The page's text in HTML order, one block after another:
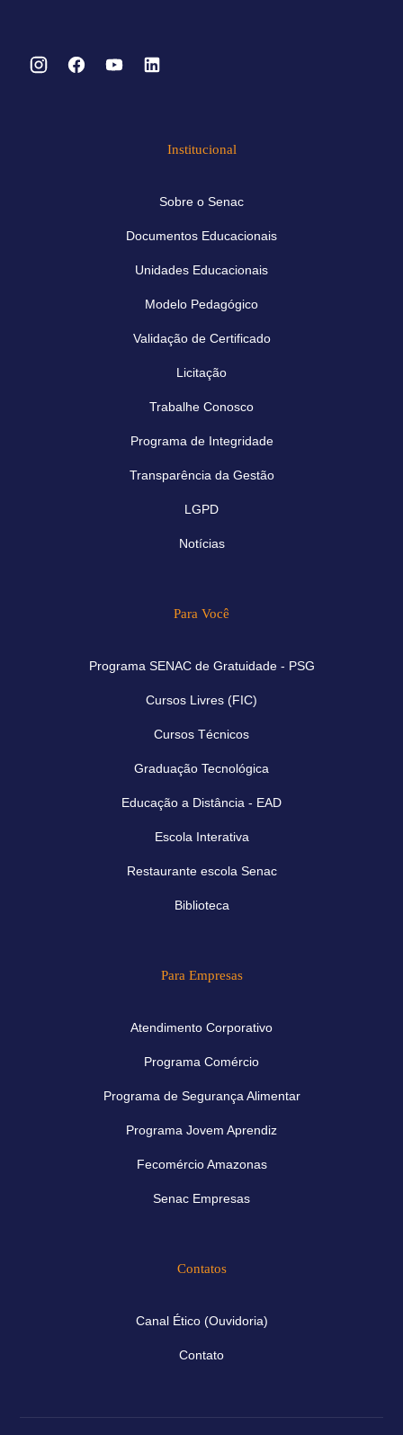
Institucional
Sobre o Senac
Documentos Educacionais
Unidades Educacionais
Modelo Pedagógico
Validação de Certificado
Licitação
Trabalhe Conosco
Programa de Integridade
Transparência da Gestão
LGPD
Notícias
Para Você
Programa SENAC de Gratuidade - PSG
Cursos Livres (FIC)
Cursos Técnicos
Graduação Tecnológica
Educação a Distância - EAD
Escola Interativa
Restaurante escola Senac
Biblioteca
Para Empresas
Atendimento Corporativo
Programa Comércio
Programa de Segurança Alimentar
Programa Jovem Aprendiz
Fecomércio Amazonas
Senac Empresas
Contatos
Canal Ético (Ouvidoria)
Contato